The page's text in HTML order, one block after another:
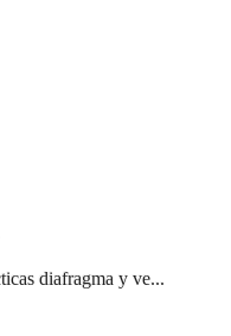
diafragma y ve...